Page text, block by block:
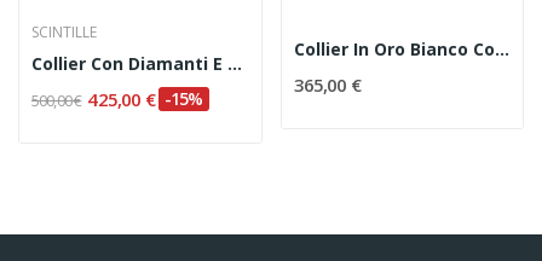
SCINTILLE
Collier Con Diamanti E Zaffiri Naturali Codice...
500,00 € 425,00 € -15%
Collier In Oro Bianco Con Rubino E Diamanti
365,00 €